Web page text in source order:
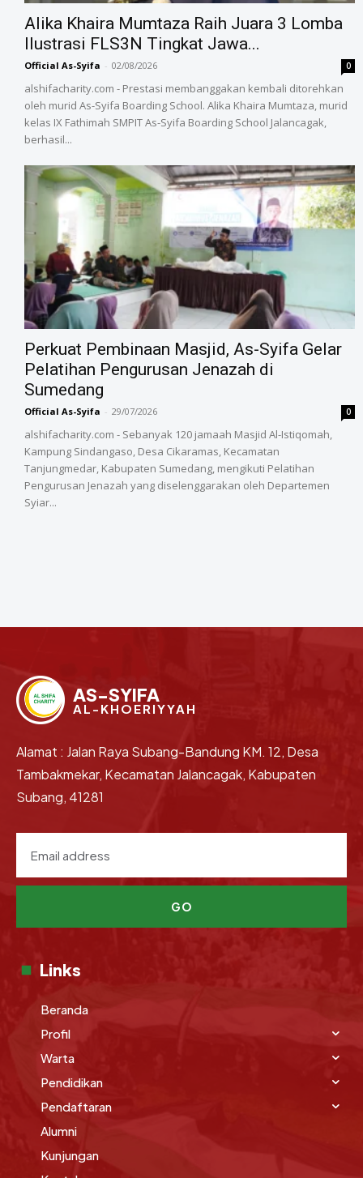
Alika Khaira Mumtaza Raih Juara 3 Lomba
Ilustrasi FLS3N Tingkat Jawa...
Official As-Syifa - 02/08/2026 0
alshifacharity.com - Prestasi membanggakan kembali ditorehkan
oleh murid As-Syifa Boarding School. Alika Khaira Mumtaza, murid
kelas IX Fathimah SMPIT As-Syifa Boarding School Jalancagak,
berhasil...
‎Perkuat Pembinaan Masjid, As-Syifa Gelar
Pelatihan Pengurusan Jenazah di
Sumedang
Official As-Syifa - 29/07/2026 0
alshifacharity.com - Sebanyak 120 jamaah Masjid Al-Istiqomah,
Kampung Sindangaso, Desa Cikaramas, Kecamatan
Tanjungmedar, Kabupaten Sumedang, mengikuti Pelatihan
Pengurusan Jenazah yang diselenggarakan oleh Departemen
Syiar...
AS-SYIFA
AL-KHOERIYYAH
Alamat : Jalan Raya Subang-Bandung KM. 12, Desa
Tambakmekar, Kecamatan Jalancagak, Kabupaten
Subang, 41281
GO
Links
Beranda
Profil
Warta
Pendidikan
Pendaftaran
Alumni
Kunjungan